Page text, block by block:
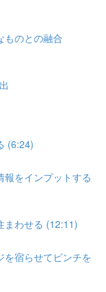
のとの融合
(6:24)
をインプットする
わせる (12:11)
宿らせてピンチを